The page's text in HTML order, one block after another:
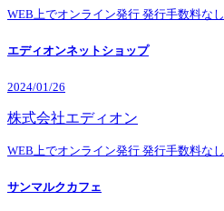
WEB上でオンライン発行 発行手数料なし
エディオンネットショップ
2024/01/26
株式会社エディオン
WEB上でオンライン発行 発行手数料なし
サンマルクカフェ